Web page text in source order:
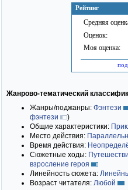
Рейтинг
Средняя
Оценок:
Моя оценка:
Жанрово-тематический
Жанры/поджанры: Фэнтези
фэнтези
)
Общие характеристики:
Место действия:
Время действия:
Сюжетные ходы:
взросление героя
Линейность сюжета:
Возраст читателя: Любой